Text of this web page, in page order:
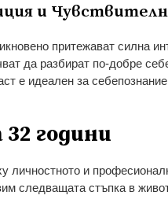
и
притежават силна
да разбират по-добре
е идеален за
години
личностното и
следващата стъпка в